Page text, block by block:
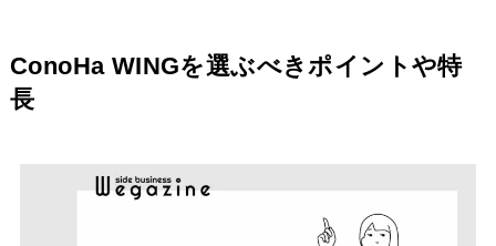
ConoHa WINGを選ぶべきポイントや特
長